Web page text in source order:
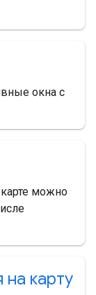
окна с
можно
карту